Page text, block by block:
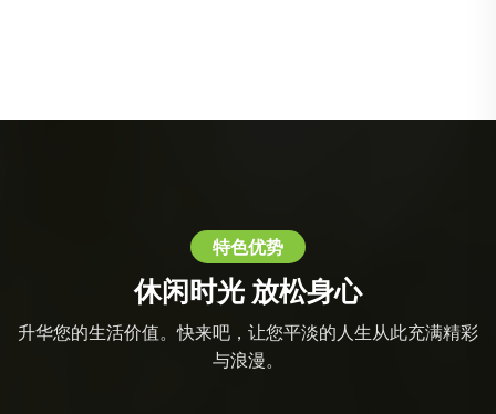
特色优势
休闲时光 放松身心
升华您的生活价值。快来吧，让您平淡的人生从此充满精彩
与浪漫。